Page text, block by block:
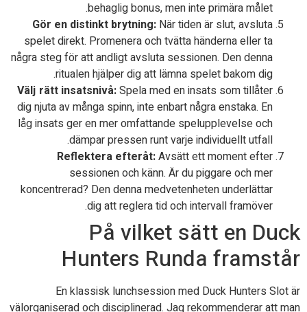
behaglig bonus, men inte primära målet.
Gör en distinkt brytning: När tiden är slut, avsluta
spelet direkt. Promenera och tvätta händerna eller ta
några steg för att andligt avsluta sessionen. Den denna
ritualen hjälper dig att lämna spelet bakom dig.
Välj rätt insatsnivå:Spela med en insats som tillåter
dig njuta av många spinn, inte enbart några enstaka. En
låg insats ger en mer omfattande spelupplevelse och
dämpar pressen runt varje individuellt utfall.
Reflektera efteråt:Avsätt ett moment efter
sessionen och känn. Är du piggare och mer
koncentrerad? Den denna medvetenheten underlättar
dig att reglera tid och intervall framöver.
På vilket sätt en Duck
Hunters Runda framstår
En klassisk lunchsession med Duck Hunters Slot är
välorganiserad och disciplinerad. Jag rekommenderar att man